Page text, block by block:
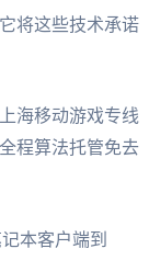
将这些技术承诺
海移动游戏专线
程算法托管免去
本客户端到